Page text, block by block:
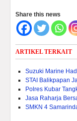
Share this news
ARTIKEL TERKAIT
Suzuki Marine
STAI Balikpapan
Polres Kubar
Jasa Raharja
SMKN 4